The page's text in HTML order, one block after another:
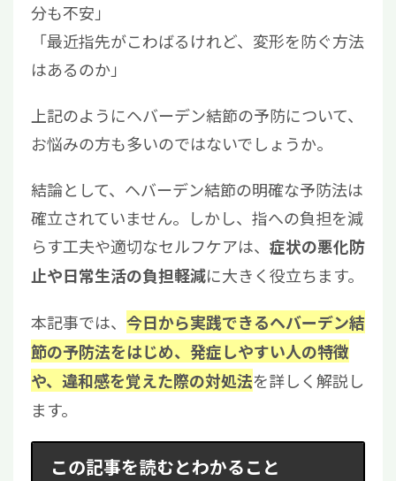
分も不安」
「最近指先がこわばるけれど、変形を防ぐ方法
はあるのか」
上記のようにヘバーデン結節の予防について、
お悩みの方も多いのではないでしょうか。
結論として、ヘバーデン結節の明確な予防法は
確立されていません。しかし、指への負担を減
らす工夫や適切なセルフケアは、 症状の悪化防
止や日常生活の負担軽減に大きく役立ちます。
本記事では、 今日から実践できるヘバーデン結
節の予防法をはじめ、発症しやすい人の特徴
や、違和感を覚えた際の対処法を詳しく解説し
ます。
この記事を読むとわかること